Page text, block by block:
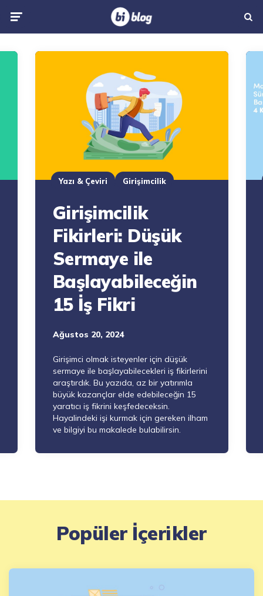
Yazı & Çeviri Girişimcilik
Girişimcilik
Fikirleri: Düşük
Sermaye ile
Başlayabileceğin
15 İş Fikri
Ağustos 20, 2024
Girişimci olmak isteyenler için düşük
sermaye ile başlayabilecekleri iş fikirlerini
araştırdık. Bu yazıda, az bir yatırımla
büyük kazançlar elde edebileceğin 15
yaratıcı iş fikrini keşfedeceksin.
Hayalindeki işi kurmak için gereken ilham
ve bilgiyi bu makalede bulabilirsin.
Popüler İçerikler